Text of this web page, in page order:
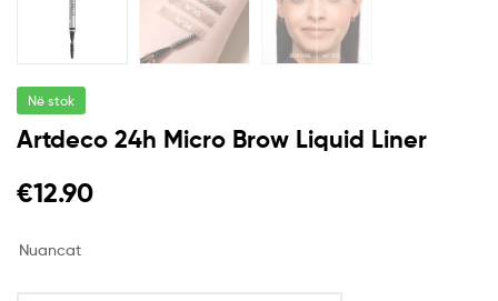
Në stok
Artdeco 24h Micro Brow Liquid Liner
€12.90
Nuancat